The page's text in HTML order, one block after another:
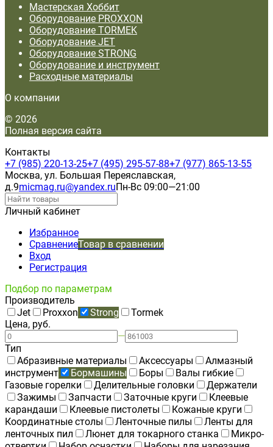
Мастерская Хоббит
Оборудование PROXXON
Оборудование TORMEK
Оборудование JET
Оборудование STRONG
Оборудование и инструмент
Расходные материалы
О компании
© 2026
Полная версия сайта
Контакты
+7 (985) 220-13-25+7 (495) 295-57-88+7 (977) 865-13-55
Москва, ул. Большая Переяславская,
д.9micmag.ru@yandex.ruПн-Вс 09:00—21:00
Личный кабинет
Избранное
СравнениеТовар в сравнении
Вход
Регистрация
Подбор по параметрам
Производитель
Jet
Proxxon Strong
Tormek
Цена, руб.
—
Тип
Абразивные материалы
Аксессуары
Алмазный
инструмент
Бормашины Боры
Валы гибкие
Газовые горелки
Делительные головки
Держатели
Зажимы
Запчасти Заточные круги
Клеевые
карандаши
Клеевые пистолеты
Кожаные круги
Координатные столы
Ленточные пилы
Ленты для
ленточных пил
Люнет для токарного станка
Микро-